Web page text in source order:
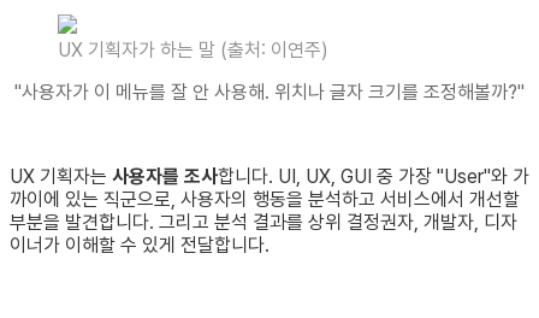
UX 기획자가 하는 말 (출처: 이연주)
"사용자가 이 메뉴를 잘 안 사용해. 위치나 글자 크기를 조정해볼까?"
UX 기획자는 사용자를 조사합니다. UI, UX, GUI 중 가장 "User"와 가
까이에 있는 직군으로, 사용자의 행동을 분석하고 서비스에서 개선할
부분을 발견합니다. 그리고 분석 결과를 상위 결정권자, 개발자, 디자
이너가 이해할 수 있게 전달합니다.